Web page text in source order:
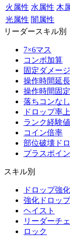
火属性 水属性 木
光属性 闇属性
リーダースキル別
7×6マス
コンボ加算
固定ダメージ
操作時間延長
操作時間固定
落ちコンなし
ドロップ率
ランク経験
コイン倍率
部位破壊ド
プラスポイ
スキル別
ドロップ強化
強化ドロッ
ヘイスト
リーダーチ
ロック